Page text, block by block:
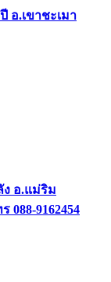
อ.เขาชะเมา
ง อ.แม่ริม
088-9162454